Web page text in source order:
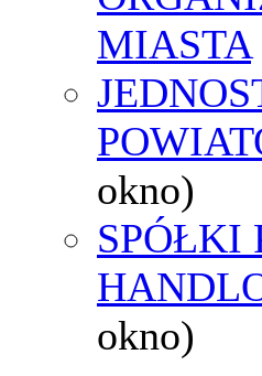
MIASTA
okno)
SPÓŁKI
okno)